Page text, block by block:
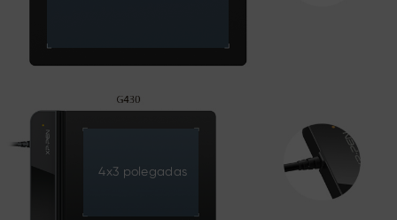
4x3 polegadas